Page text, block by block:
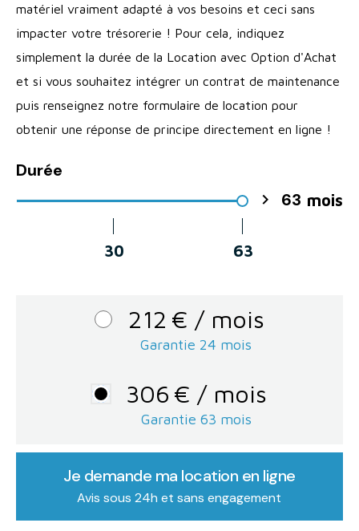
matériel vraiment adapté à vos besoins et ceci sans
impacter votre trésorerie ! Pour cela, indiquez
simplement la durée de la Location avec Option d'Achat
et si vous souhaitez intégrer un contrat de maintenance
puis renseignez notre formulaire de location pour
obtenir une réponse de principe directement en ligne !
Durée
30 63
 63 mois
212 € / mois
Garantie 24 mois
306 € / mois
Garantie 63 mois
Je demande ma location en ligne
Avis sous 24h et sans engagement